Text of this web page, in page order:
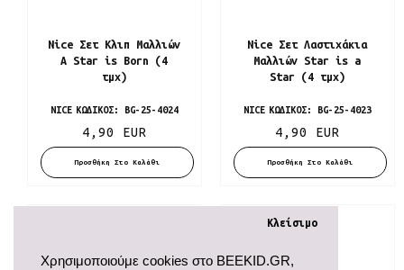
Χρησιμοποιούμε cookies στο BEEKID.GR,
Κλείσιμο
NICE ΚΩΔΙΚΌΣ: BG-25-4024
Nice Σετ Κλιπ Μαλλιών
A Star is Born (4
τμχ)
4,90 EUR
Προσθήκη Στο Καλάθι
NICE ΚΩΔΙΚΌΣ: BG-25-4023
Nice Σετ Λαστιχάκια
Μαλλιών Star is a
Star (4 τμχ)
4,90 EUR
Προσθήκη Στο Καλάθι